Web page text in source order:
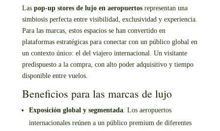
Las pop-up stores de lujo en aeropuertosrepresentan una
simbiosis perfecta entre visibilidad, exclusividad y experiencia.
Para las marcas, estos espacios se han convertido en
plataformas estratégicas para conectar con un público global en
un contexto único: el del viajero internacional. Un visitante
predispuesto a la compra, con alto poder adquisitivo y tiempo
disponible entre vuelos.
Beneficios para las marcas de lujo
Exposición global y segmentada. Los aeropuertos
internacionales reúnen a un público premium de diferentes